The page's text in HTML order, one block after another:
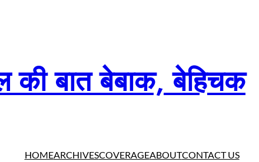
की बात बेबाक, बेहिचक
HOMEARCHIVESCOVERAGEABOUTCONTACT US